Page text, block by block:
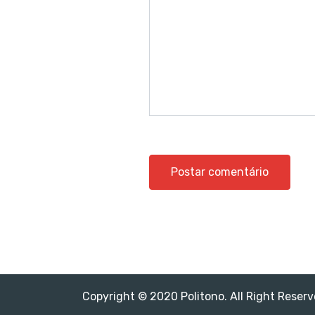
Copyright © 2020 Politono. All Right